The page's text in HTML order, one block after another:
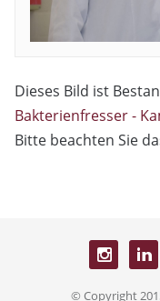
Dieses Bild ist
Bakterienfresser -
Bitte beachten Sie
© Copyright